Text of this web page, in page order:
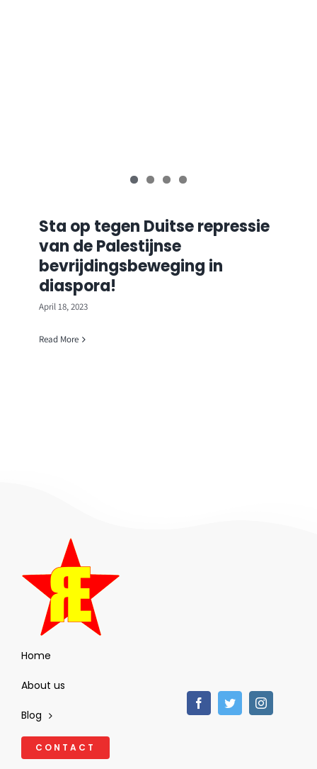
Sta op tegen Duitse repressie
van de Palestijnse
bevrijdingsbeweging in
diaspora!
April 18, 2023
Read More
Home
About us
Blog
CONTACT